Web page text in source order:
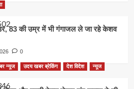
डर, 83 की उम्र में भी गंगाजल ले जा रहे केशव
0
न्यूज उदय खबर ब्रेकिंग देश विदेश न्यूज